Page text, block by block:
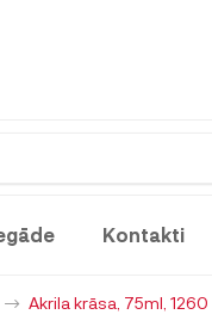
Kontakti
Akrila krāsa, 75ml,